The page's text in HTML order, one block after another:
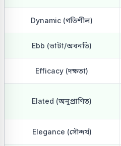
Dynamic (গতিশীল)
Ebb (ভাটা/অবনতি)
Efficacy (দক্ষতা)
Elated (অনুপ্রাণিত)
Elegance (সৌন্দর্য)